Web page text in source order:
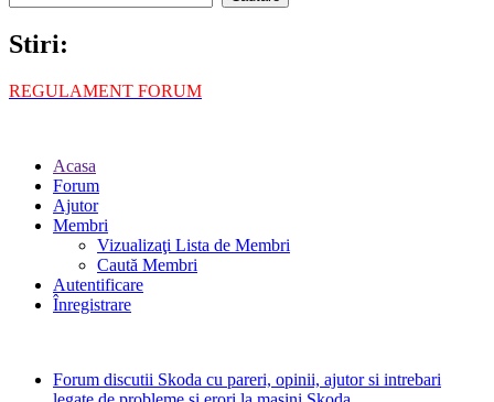
Stiri:
REGULAMENT FORUM
Acasa
Forum
Ajutor
Membri
Vizualizaţi Lista de Membri
Caută Membri
Autentificare
Înregistrare
Forum discutii Skoda cu pareri, opinii, ajutor si intrebari